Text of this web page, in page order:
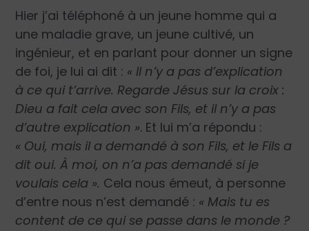
Hier j’ai téléphoné à un jeune homme qui a
une maladie grave, un jeune cultivé, un
ingénieur, et en parlant pour donner un signe
de foi, je lui ai dit : « Il n’y a pas d’explication
à ce qui t’arrive. Regarde Jésus sur la croix :
Dieu a fait cela avec son Fils, et il n’y a pas
d’autre explication ». Et lui m’a répondu :
« Oui, mais il a demandé à son Fils, et le Fils a
dit oui. À moi, on n’a pas demandé si je
voulais cela ». Cela nous émeut, à personne
d’entre nous n’est demandé : « Mais tu es
content de ce qui se passe dans le monde ?